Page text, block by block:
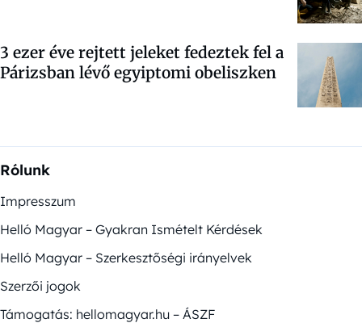
3 ezer éve rejtett jeleket fedeztek fel a
Párizsban lévő egyiptomi obeliszken
Rólunk
Impresszum
Helló Magyar – Gyakran Ismételt Kérdések
Helló Magyar – Szerkesztőségi irányelvek
Szerzői jogok
Támogatás: hellomagyar.hu – ÁSZF